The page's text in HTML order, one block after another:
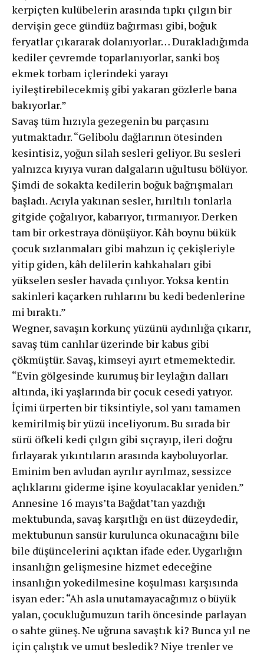
kerpiçten kulübelerin arasında tıpkı çılgın bir
dervişin gece gündüz bağırma­sı gibi, boğuk
feryatlar çıkararak dolanıyorlar… Durakladığımda
kediler çevremde toparlanıyorlar, sanki boş
ekmek torbam içlerindeki yarayı
iyileştirebilecekmiş gibi yakaran gözlerle bana
bakıyorlar.”
Savaş tüm hızıyla gezegenin bu parçasını
yutmaktadır. “Gelibolu dağlarının ötesinden
kesintisiz, yoğun silah sesleri geli­yor. Bu sesleri
yalnızca kıyıya vuran dalgaların uğultu­su bölüyor.
Şimdi de sokakta kedilerin boğuk bağrışma­ları
başladı. Acıyla yakınan sesler, hırıltılı tonlarla
gitgi­de çoğalıyor, kabarıyor, tırmanıyor. Derken
tam bir or­kestraya dönüşüyor. Kâh boynu bükük
çocuk sızlanma­ları gibi mahzun iç çekişleriyle
yitip giden, kâh delilerin kahkahaları gibi
yükselen sesler havada çınlıyor. Yoksa kentin
sakinleri kaçarken ruhlarını bu kedi bedenlerine
mi bıraktı.”
Wegner, savaşın korkunç yüzünü aydınlığa çıkarır,
savaş tüm canlılar üzerinde bir kabus gibi
çökmüştür. Savaş, kimseyi ayırt etmemektedir.
“Evin gölgesinde kurumuş bir leylağın dalları
altında, iki yaş­larında bir çocuk cesedi yatıyor.
İçimi ürperten bir tiksin­tiyle, sol yanı tamamen
kemirilmiş bir yüzü inceliyorum. Bu sırada bir
sürü öfkeli kedi çılgın gibi sıçrayıp, ileri doğru
fırlayarak yıkıntıların arasında kayboluyorlar.
Eminim ben avludan ayrılır ayrılmaz, sessizce
açlık­larını giderme işine koyulacaklar yeniden.”
Annesine 16 mayıs’ta Bağdat’tan yazdığı
mektubunda, savaş karşıtlığı en üst düzeydedir,
mektubunun sansür kurulunca okunacağını bile
bile düşüncelerini açıktan ifade eder. Uygarlığın
insanlığın gelişmesine hizmet edeceğine
insanlığın yokedilmesine koşulması karşısında
isyan eder: “Ah asla unutamayacağımız o büyük
yalan, çocuklu­ğumuzun tarih öncesinde parlayan
o sahte güneş. Ne uğruna savaştık ki? Bunca yıl ne
için çalıştık ve umut besledik? Niye trenler ve